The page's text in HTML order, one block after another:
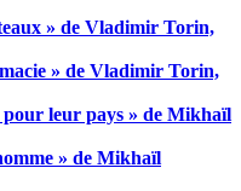
» de Vladimir Torin,
» de Vladimir Torin,
pour leur pays » de Mikhaïl
» de Mikhaïl